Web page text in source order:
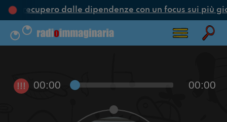
e recupero dalle dipendenze con un focus sui più
!!! 00:00 00:00